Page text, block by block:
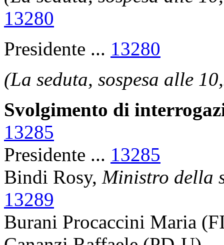
13280
Presidente ... 13280
(La seduta, sospesa alle
Svolgimento di
13285
Presidente ... 13285
Bindi Rosy, Ministro della
13289
Burani Procaccini Maria